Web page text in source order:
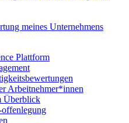
meines Unternehmens
Plattform
Arbeitnehmer*innen
Überblick